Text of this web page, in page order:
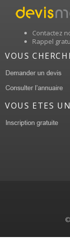
Contactez
Rappel
VOUS
VOUS ETES